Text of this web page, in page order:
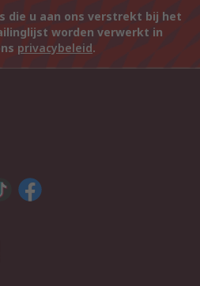
die u aan ons verstrekt bij het
worden verwerkt in
privacybeleid.